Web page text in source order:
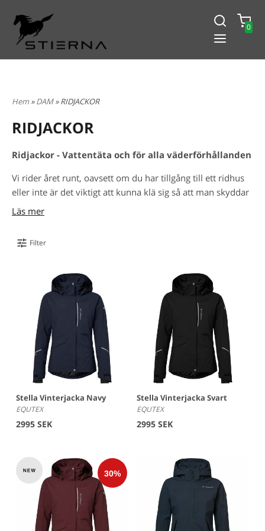
0
Hem»DAM» RIDJACKOR
RIDJACKOR
Ridjackor - Vattentäta och för alla väderförhållanden
Vi rider året runt, oavsett om du har tillgång till ett ridhus
eller inte är det viktigt att kunna klä sig så att man skyddar
sig mot vind, regn och kyla. Vi erbjuder ridjackor för dam
döljer sig mängder av genomtänkta detaljer och
funktionella material som är anpassade för ridning. Våra
vårt unika vattentäta Equtex™ membran. Våra stoppade
ridjackor har alla 3M Thinsulate fyllning som är gjort för att
efterlikna dun. Detta innebär att du får en varm ridjacka
som är lätt att sköta samtidigt som inga djur kommer till
skada. Vår kollektion är uppbyggd på tre-lagers principen
och ridjackorna är det lager tre som är ditt skydd mot
väder och vind som gör att du tillsammans med din häst,
oavsett väder kan prestera optimalt.
Ridjackor för dam som andas
samtidigt som den låter kroppens överskottsvärme och
fukt släpps ut.
En ultratunn film lamineras (limmas under tryck) på
insidan av yttertyget ihop med ett skyddande foder. Filmen
släpper igenom vattenmolekyler i form av ånga från
Läs mer
Filter
Stella Vinterjacka Navy
EQUTEX
2995 SEK
Stella Vinterjacka Svart
EQUTEX
2995 SEK